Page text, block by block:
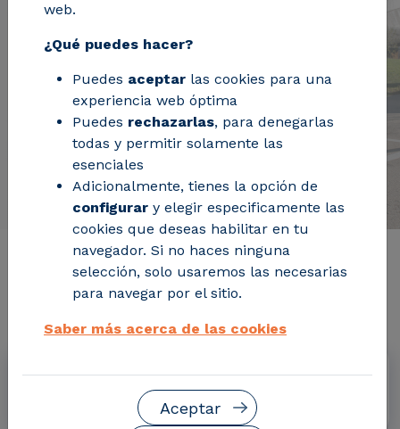
Información de interés del
proyecto
Fechas
enero 2020 - junio 2024
web.
¿Qué puedes hacer?
Puedes aceptar las cookies para una
experiencia web óptima
Puedes rechazarlas, para denegarlas
todas y permitir solamente las
esenciales
Adicionalmente, tienes la opción de
configurar y elegir especificamente las
cookies que deseas habilitar en tu
navegador. Si no haces ninguna
selección, solo usaremos las necesarias
para navegar por el sitio.
Saber más acerca de las cookies
Aceptar